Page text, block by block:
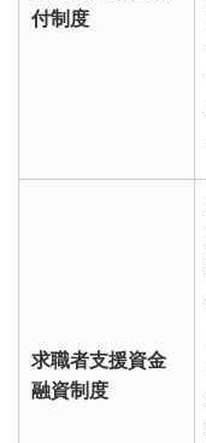
付制度
求職者支援資金
融資制度